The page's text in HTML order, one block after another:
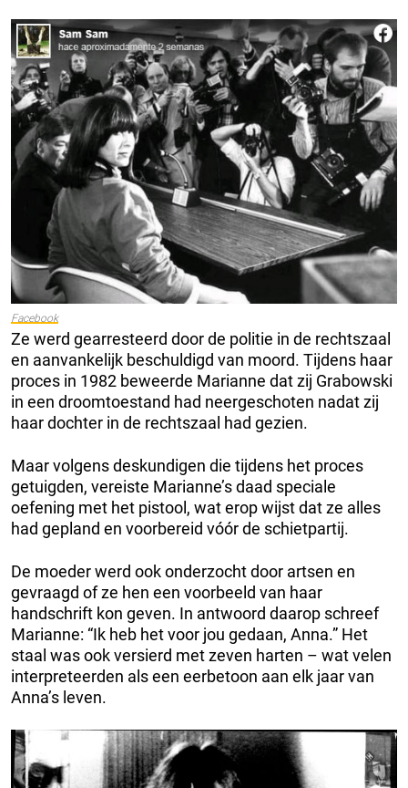
Facebook
Ze werd gearresteerd door de politie in de rechtszaal
en aanvankelijk beschuldigd van moord. Tijdens haar
proces in 1982 beweerde Marianne dat zij Grabowski
in een droomtoestand had neergeschoten nadat zij
haar dochter in de rechtszaal had gezien.
Maar volgens deskundigen die tijdens het proces
getuigden, vereiste Marianne’s daad speciale
oefening met het pistool, wat erop wijst dat ze alles
had gepland en voorbereid vóór de schietpartij.
De moeder werd ook onderzocht door artsen en
gevraagd of ze hen een voorbeeld van haar
handschrift kon geven. In antwoord daarop schreef
Marianne: “Ik heb het voor jou gedaan, Anna.” Het
staal was ook versierd met zeven harten – wat velen
interpreteerden als een eerbetoon aan elk jaar van
Anna’s leven.